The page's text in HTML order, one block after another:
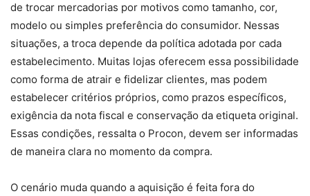
de trocar mercadorias por motivos como tamanho, cor,
modelo ou simples preferência do consumidor. Nessas
situações, a troca depende da política adotada por cada
estabelecimento. Muitas lojas oferecem essa possibilidade
como forma de atrair e fidelizar clientes, mas podem
estabelecer critérios próprios, como prazos específicos,
exigência da nota fiscal e conservação da etiqueta original.
Essas condições, ressalta o Procon, devem ser informadas
de maneira clara no momento da compra.
O cenário muda quando a aquisição é feita fora do